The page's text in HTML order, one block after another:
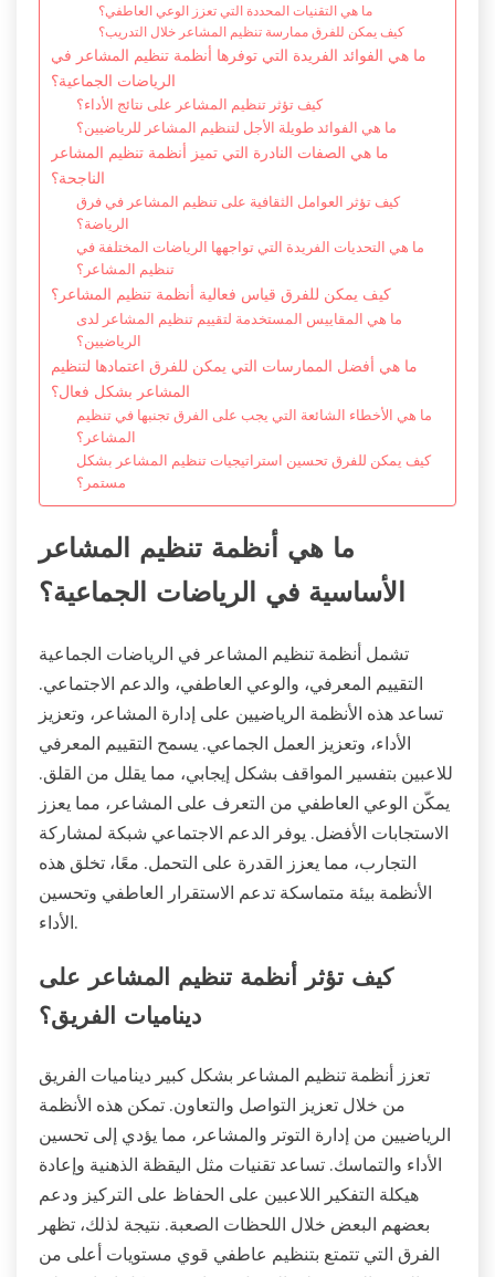
ما هي التقنيات المحددة التي تعزز الوعي العاطفي؟
كيف يمكن للفرق ممارسة تنظيم المشاعر خلال التدريب؟
ما هي الفوائد الفريدة التي توفرها أنظمة تنظيم المشاعر في
الرياضات الجماعية؟
كيف تؤثر تنظيم المشاعر على نتائج الأداء؟
ما هي الفوائد طويلة الأجل لتنظيم المشاعر للرياضيين؟
ما هي الصفات النادرة التي تميز أنظمة تنظيم المشاعر
الناجحة؟
كيف تؤثر العوامل الثقافية على تنظيم المشاعر في فرق
الرياضة؟
ما هي التحديات الفريدة التي تواجهها الرياضات المختلفة في
تنظيم المشاعر؟
كيف يمكن للفرق قياس فعالية أنظمة تنظيم المشاعر؟
ما هي المقاييس المستخدمة لتقييم تنظيم المشاعر لدى
الرياضيين؟
ما هي أفضل الممارسات التي يمكن للفرق اعتمادها لتنظيم
المشاعر بشكل فعال؟
ما هي الأخطاء الشائعة التي يجب على الفرق تجنبها في تنظيم
المشاعر؟
كيف يمكن للفرق تحسين استراتيجيات تنظيم المشاعر بشكل
مستمر؟
ما هي أنظمة تنظيم المشاعر
الأساسية في الرياضات الجماعية؟
تشمل أنظمة تنظيم المشاعر في الرياضات الجماعية
التقييم المعرفي، والوعي العاطفي، والدعم الاجتماعي.
تساعد هذه الأنظمة الرياضيين على إدارة المشاعر، وتعزيز
الأداء، وتعزيز العمل الجماعي. يسمح التقييم المعرفي
للاعبين بتفسير المواقف بشكل إيجابي، مما يقلل من القلق.
يمكّن الوعي العاطفي من التعرف على المشاعر، مما يعزز
الاستجابات الأفضل. يوفر الدعم الاجتماعي شبكة لمشاركة
التجارب، مما يعزز القدرة على التحمل. معًا، تخلق هذه
الأنظمة بيئة متماسكة تدعم الاستقرار العاطفي وتحسين
الأداء.
كيف تؤثر أنظمة تنظيم المشاعر على
ديناميات الفريق؟
تعزز أنظمة تنظيم المشاعر بشكل كبير ديناميات الفريق
من خلال تعزيز التواصل والتعاون. تمكن هذه الأنظمة
الرياضيين من إدارة التوتر والمشاعر، مما يؤدي إلى تحسين
الأداء والتماسك. تساعد تقنيات مثل اليقظة الذهنية وإعادة
هيكلة التفكير اللاعبين على الحفاظ على التركيز ودعم
بعضهم البعض خلال اللحظات الصعبة. نتيجة لذلك، تظهر
الفرق التي تتمتع بتنظيم عاطفي قوي مستويات أعلى من